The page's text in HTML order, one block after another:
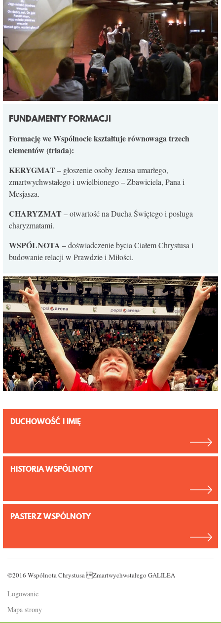
FUNDAMENTY FORMACJI
Formację we Wspólnocie kształtuje równowaga trzech
elementów (triada):
KERYGMAT– głoszenie osoby Jezusa umarłego,
zmartwychwstałego i uwielbionego – Zbawiciela, Pana i
Mesjasza.
CHARYZMAT– otwartość na Ducha Świętego i posługa
charyzmatami.
WSPÓLNOTA – doświadczenie bycia Ciałem Chrystusa i
budowanie relacji w Prawdzie i Miłości.
DUCHOWOŚĆ I IMIĘ
HISTORIA WSPÓLNOTY
PASTERZ WSPÓLNOTY
©2016 Wspólnota Chrystusa Zmartwychwstałego GALILEA
Logowanie
Mapa strony